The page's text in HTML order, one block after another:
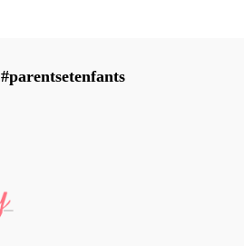
#parentsetenfants